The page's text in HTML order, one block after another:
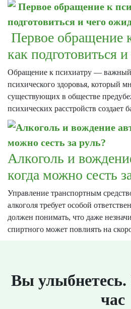
Первое обращение
как подготовиться
Обращение к психиатру —
психического здоровья, который
существующих в обществе
психических расстройств создает
Алкоголь и
когда можно сесть
Управление транспортным
алкоголя требует особой
должен понимать, что даже
спиртного может повлиять на
Вы улыбнетесь.
час